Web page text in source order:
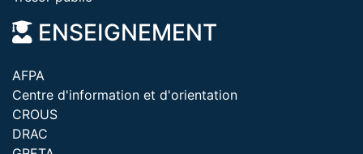
ENSEIGNEMENT
AFPA
Centre d'information et d'orientation
CROUS
DRAC